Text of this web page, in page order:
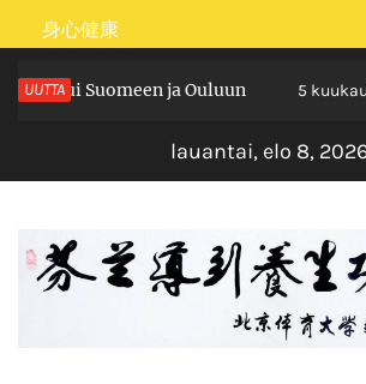
to
content
身心健康
UUTTA
Suomeen ja Ouluun 5 kuukautta ago
lauantai, elo 8,